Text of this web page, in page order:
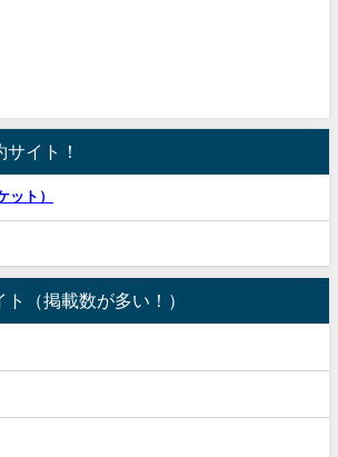
イト！
ット）
（掲載数が多い！）